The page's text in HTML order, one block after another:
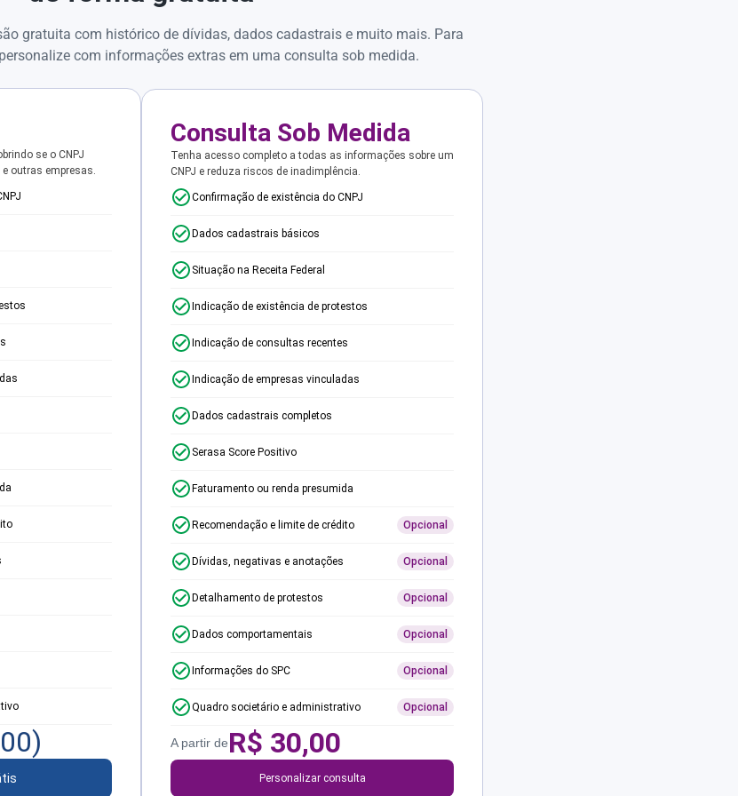
gratuita com histórico de dívidas, dados cadastrais e muito mais. Para
com informações extras em uma consulta sob medida.
se o CNPJ
outras empresas.
)
Consulta Sob Medida
Tenha acesso completo a todas as informações sobre um
CNPJ e reduza riscos de inadimplência.
Confirmação de existência do CNPJ
Dados cadastrais básicos
Situação na Receita Federal
Indicação de existência de protestos
Indicação de consultas recentes
Indicação de empresas vinculadas
Dados cadastrais completos
Serasa Score Positivo
Faturamento ou renda presumida
Recomendação e limite de crédito Opcional
Dívidas, negativas e anotações Opcional
Detalhamento de protestos Opcional
Dados comportamentais Opcional
Informações do SPC Opcional
Quadro societário e administrativo Opcional
A partir deR$ 30,00
Personalizar consulta